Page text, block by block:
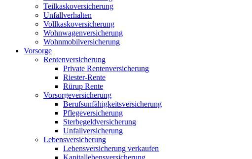
Teilkaskoversicherung
Unfallverhalten
Vollkaskoversicherung
Wohnwagenversicherung
Wohnmobilversicherung
Vorsorge
Rentenversicherung
Private Rentenversicherung
Riester-Rente
Rürup Rente
Vorsorgeversicherung
Berufsunfähigkeitsversicherung
Pflegeversicherung
Sterbegeldversicherung
Unfallversicherung
Lebensversicherung
Lebensversicherung verkaufen